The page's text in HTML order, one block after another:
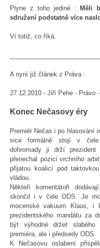
Plyne z toho jediné :
Měli
sdružení podstatně více
Ví totiž, co říká.
A nyní již článek z Práva :
27.12.2010 - Jiří Pehe - Právo
Konec Nečasovy éry
Premiér Nečas i po hlasování
sice formálně stojí v
dohromady ji drží
přenechal pozici vrchního
přijatou koalicí pod
vládou.
Někteří komentátoři
skončil i v čele ODS. Je
mocenské vakuum Klaus, i
prezidentského mandátu za
být výhodné držet
premiéra, ale i předsedy ODS.
K Nečasovu oslabení